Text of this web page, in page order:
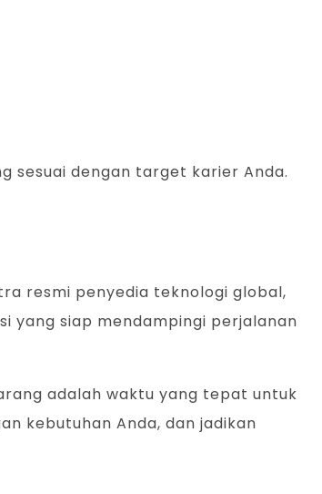
sesuai dengan target karier Anda.
resmi penyedia teknologi global,
yang siap mendampingi perjalanan
adalah waktu yang tepat untuk
kebutuhan Anda, dan jadikan